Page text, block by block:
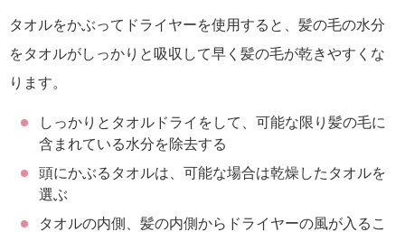
タオルをかぶってドライヤーを使用すると、髪の毛の水分
をタオルがしっかりと吸収して早く髪の毛が乾きやすくな
ります。
しっかりとタオルドライをして、可能な限り髪の毛に
含まれている水分を除去する
頭にかぶるタオルは、可能な場合は乾燥したタオルを
選ぶ
タオルの内側、髪の内側からドライヤーの風が入るこ